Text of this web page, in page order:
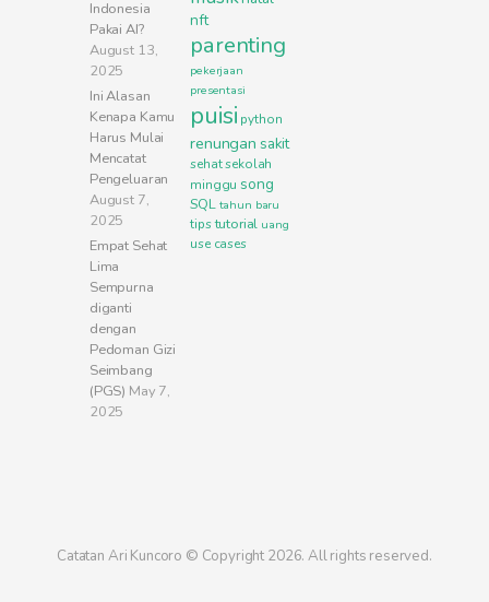
Indonesia
Pakai AI?
August 13,
2025
Ini Alasan
Kenapa Kamu
Harus Mulai
Mencatat
Pengeluaran
August 7,
2025
Empat Sehat
Lima
Sempurna
diganti
dengan
Pedoman Gizi
Seimbang
(PGS) May 7,
2025
nft
parenting
pekerjaan
presentasi
puisi python
renungan sakit
sehatsekolah
minggu song
SQL tahun baru
tipstutorial uang
use cases
Catatan Ari Kuncoro © Copyright 2026. All rights reserved.